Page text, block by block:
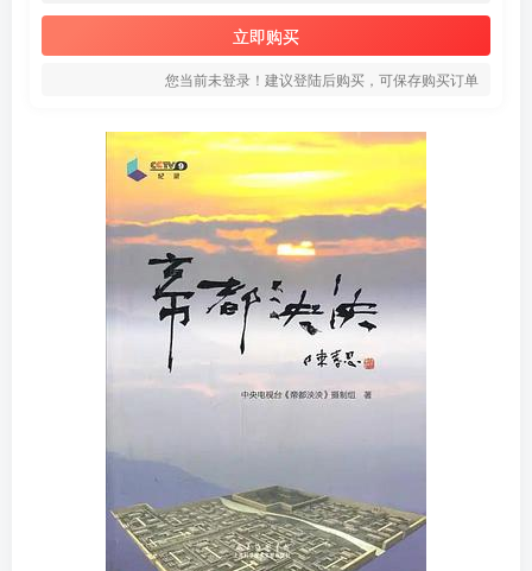
立即购买
您当前未登录！建议登陆后购买，可保存购买订单